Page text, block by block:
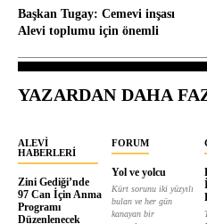
Başkan Tugay: Cemevi inşası
Alevi toplumu için önemli
YAZARDAN DAHA
ALEVI
HABERLERI
Zini Gediği’nde
97 Can İçin Anma
Programı
Düzenlenecek
FORUM
Yol ve yolcu
Kürt sorunu iki yüzyılı
bulan ve her gün
kanayan bir